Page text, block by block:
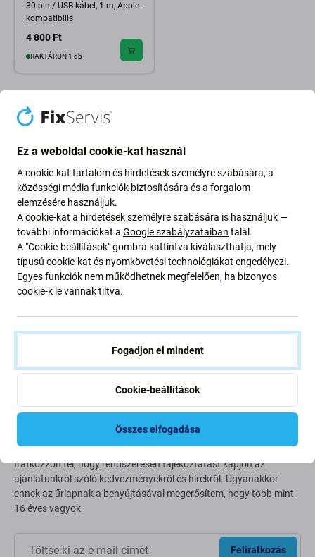
30-pin / USB kábel, 1 m, Apple-
kompatibilis
4 800 Ft
RAKTÁRON 1 db
Going Green
dioxid-kibocsátásunkat. Olvasson többet arról, hogyan
alakítjuk át folyamatainkat a szénlábnyomunk
csökkentése érdekében.
Newsletter Fix
Iratkozzon fel, hogy rendszeresen tájékoztatást kapjon az
ajánlatunkról szóló kedvezményekről és hírekről. Ugyanakkor
ennek az űrlapnak a benyújtásával megerősítem, hogy több mint
16 éves vagyok
Feliratkozás
Ez a weboldal cookie-kat használ
A cookie-kat tartalom és hirdetések személyre szabására, a
közösségi média funkciók biztosítására és a forgalom
elemzésére használjuk.
A cookie-kat a hirdetések személyre szabására is használjuk —
további információkat a Google szabályzataiban talál.
A "Cookie-beállítások" gombra kattintva kiválaszthatja, mely
típusú cookie-kat és nyomkövetési technológiákat engedélyezi.
Egyes funkciók nem működhetnek megfelelően, ha bizonyos
cookie-k le vannak tiltva.
Fogadjon el mindent
Cookie-beállítások
Összes elfogadása